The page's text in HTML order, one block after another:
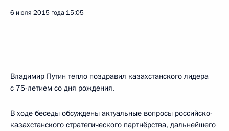
6 июля 2015 года 15:05
Владимир Путин тепло поздравил казахстанского лидера
с 75-летием со дня рождения.
В ходе беседы обсуждены актуальные вопросы российско-
казахстанского стратегического партнёрства, дальнейшего